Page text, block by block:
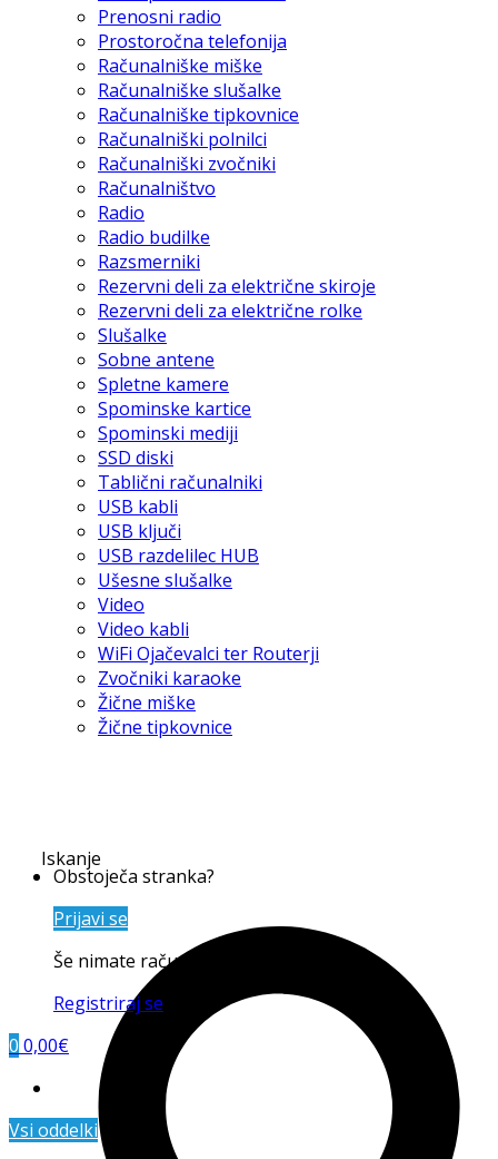
Prenosni radio
Prostoročna telefonija
Računalniške miške
Računalniške slušalke
Računalniške tipkovnice
Računalniški polnilci
Računalniški zvočniki
Računalništvo
Radio
Radio budilke
Razsmerniki
Rezervni deli za električne skiroje
Rezervni deli za električne rolke
Slušalke
Sobne antene
Spletne kamere
Spominske kartice
Spominski mediji
SSD diski
Tablični računalniki
USB kabli
USB ključi
USB razdelilec HUB
Ušesne slušalke
Video
Video kabli
WiFi Ojačevalci ter Routerji
Zvočniki karaoke
Žične miške
Žične tipkovnice
Iskanje
Obstoječa stranka?
Prijavi se
Še nimate računa?
Registriraj se
0 0,00€
Vsi oddelki